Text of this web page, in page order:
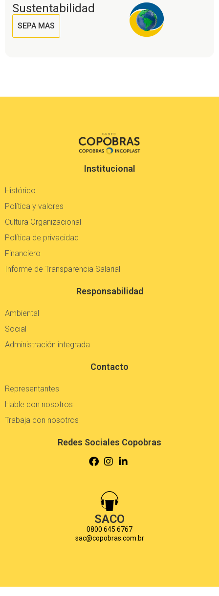
Sustentabilidad
SEPA MAS
Institucional
Histórico
Política y valores
Cultura Organizacional
Política de privacidad
Financiero
Informe de Transparencia Salarial
Responsabilidad
Ambiental
Social
Administración integrada
Contacto
Representantes
Hable con nosotros
Trabaja con nosotros
Redes Sociales Copobras
SACO
0800 645 6767
sac@copobras.com.br